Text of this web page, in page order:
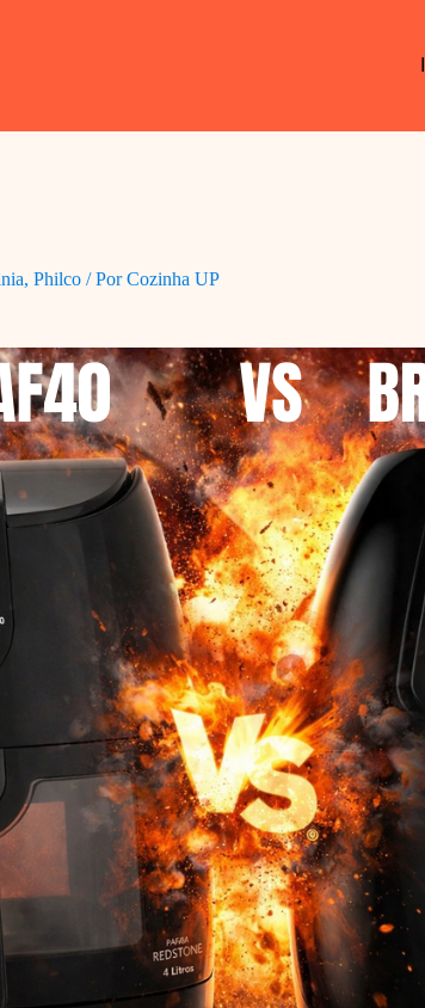
, Philco / PorCozinha UP